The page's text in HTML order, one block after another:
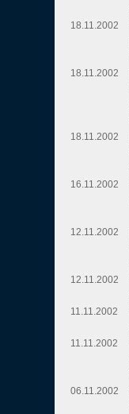
18.11.2002
18.11.2002
18.11.2002
16.11.2002
12.11.2002
12.11.2002
11.11.2002
11.11.2002
06.11.2002